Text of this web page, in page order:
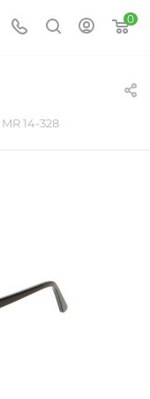
0
MR 14-328